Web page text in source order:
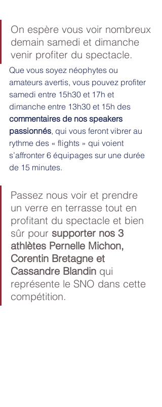
On espère vous voir nombreux
demain samedi et dimanche
venir profiter du spectacle.
Que vous soyez néophytes ou
amateurs avertis, vous pouvez profiter
samedi entre 15h30 et 17h et
dimanche entre 13h30 et 15h des
commentaires de nos speakers
passionnés, qui vous feront vibrer au
rythme des « flights » qui voient
s’affronter 6 équipages sur une durée
de 15 minutes.
Passez nous voir et prendre
un verre en terrasse tout en
profitant du spectacle et bien
sûr pour supporter nos 3
athlètes Pernelle Michon,
Corentin Bretagne et
Cassandre Blandin qui
représente le SNO dans cette
compétition.